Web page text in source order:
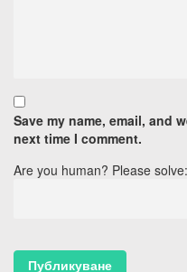
Save my name, email, and
next time I comment.
Are you human? Please solve: